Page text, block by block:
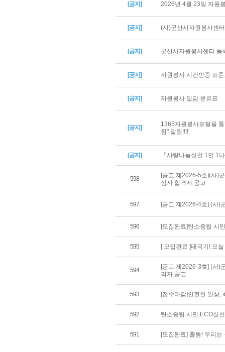
[공지] 2026년 4월 23일 자원
[공지] (사)군산시자원봉사센
[공지] 군산시자원봉사센터 등
[공지] 자원봉사 시간인증 표
[공지] 자원봉사 일감 분류표
[공지]
1365자원봉사포털을
침" 알림!!!!
[공지] 「사랑나눔실천 1인 1
598
[공고 제2026-5호](사)
심사 합격자 공고
597 [공고 제2026-4호] (사)
596 [모집완료]탄소중립 시
595 [ 모집완료 ]태극기! 오
594
[공고 제2026-3호] (사)
격자 공고
593 [접수마감]안전한 일상,
592 탄소중립 시민 ECO실
591 [모집완료] 출동! 우리